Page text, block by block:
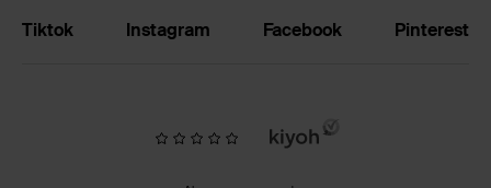
Tiktok Instagram Facebook Pinterest